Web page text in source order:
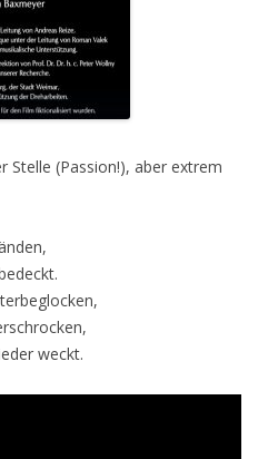
Stelle (Passion!), aber extrem
weckt.